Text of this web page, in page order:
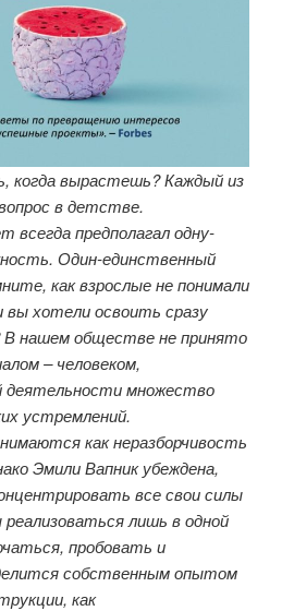
вырастешь? Каждый из
в детстве.
всегда предполагал одну-
Один-единственный
как взрослые не понимали
вы хотели освоить сразу
В нашем обществе не принято
– человеком,
множество
устремлений.
как неразборчивость
Эмили Вапник убеждена,
все свои силы
лишь в одной
пробовать и
собственным опытом
как